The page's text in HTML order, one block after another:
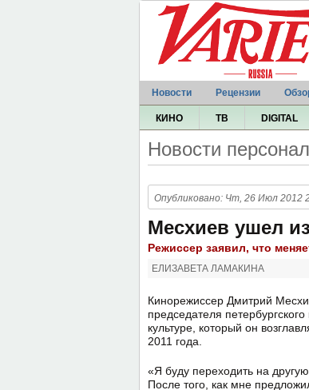
Новости Рецензии
КИНО ТВ DIGITAL
Новости
Опубликовано: Чт, 26 Июл 2012
Месхиев ушел
Режиссер заявил, что
ЕЛИЗАВЕТА ЛАМАКИНА
Кинорежиссер Дмитрий
председателя
культуре, который он
2011 года.
«Я буду переходить на
После того, как мне